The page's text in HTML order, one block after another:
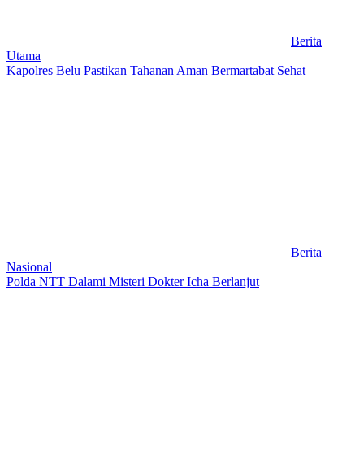
Berita
Utama
Kapolres Belu Pastikan Tahanan Aman Bermartabat Sehat
Berita
Nasional
Polda NTT Dalami Misteri Dokter Icha Berlanjut